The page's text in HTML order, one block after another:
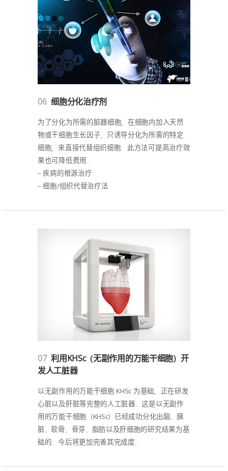
06 细胞分化治疗剂
为了分化为所需的脏器细胞，在细胞内加入天然
物或干细胞生长因子，只诱导分化为所需的特定
细胞，来直接代替组织细胞。此方法可提高治疗效
果也可降低费用。
– 疾病的根源治疗
– 细胞/组织代替治疗法
07 利用KHSc（无副作用的万能干细胞）开
发人工脏器
以无副作用的万能干细胞 KHSc 为基础，正在研发
心脏以及肝脏等完整的人工脏器。这是以无副作
用的万能干细胞（KHSc）已经成功分化出脑、胰
脏、软骨、骨芽、脂肪以及肝细胞的研究结果为基
础的。今后将更加完善其完成度。